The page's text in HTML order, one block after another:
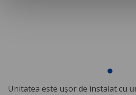
Unitatea este uşor de instalat cu